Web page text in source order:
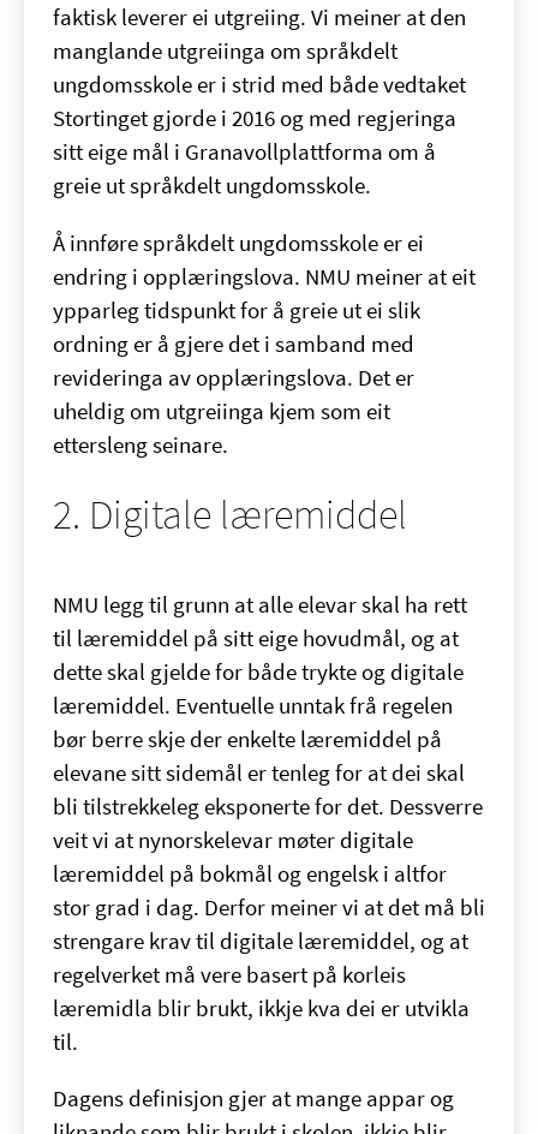
faktisk leverer ei utgreiing. Vi meiner at den
manglande utgreiinga om språkdelt
ungdomsskole er i strid med både vedtaket
Stortinget gjorde i 2016 og med regjeringa
sitt eige mål i Granavollplattforma om å
greie ut språkdelt ungdomsskole.
Å innføre språkdelt ungdomsskole er ei
endring i opplæringslova. NMU meiner at eit
ypparleg tidspunkt for å greie ut ei slik
ordning er å gjere det i samband med
revideringa av opplæringslova. Det er
uheldig om utgreiinga kjem som eit
ettersleng seinare.
2. Digitale læremiddel
NMU legg til grunn at alle elevar skal ha rett
til læremiddel på sitt eige hovudmål, og at
dette skal gjelde for både trykte og digitale
læremiddel. Eventuelle unntak frå regelen
bør berre skje der enkelte læremiddel på
elevane sitt sidemål er tenleg for at dei skal
bli tilstrekkeleg eksponerte for det. Dessverre
veit vi at nynorskelevar møter digitale
læremiddel på bokmål og engelsk i altfor
stor grad i dag. Derfor meiner vi at det må bli
strengare krav til digitale læremiddel, og at
regelverket må vere basert på korleis
læremidla blir brukt, ikkje kva dei er utvikla
til.
Dagens definisjon gjer at mange appar og